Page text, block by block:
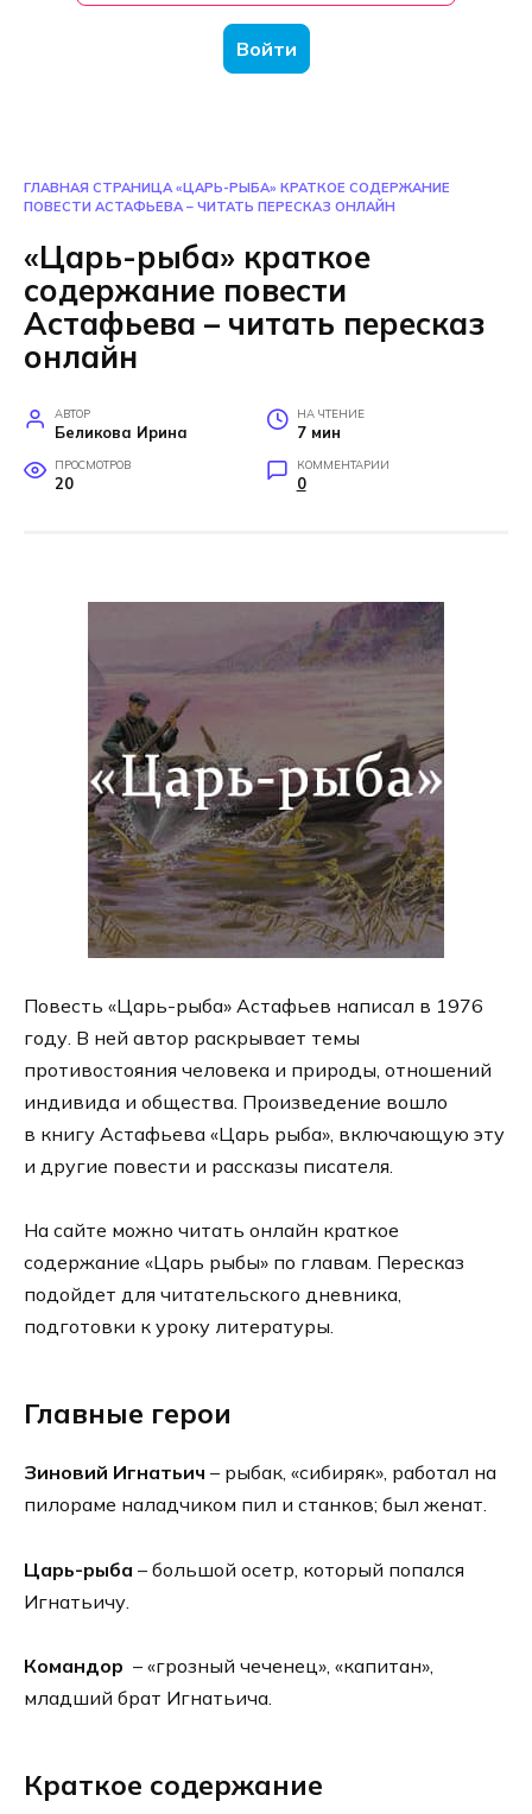
Войти
ГЛАВНАЯ СТРАНИЦА «ЦАРЬ-РЫБА» КРАТКОЕ СОДЕРЖАНИЕ
ПОВЕСТИ АСТАФЬЕВА – ЧИТАТЬ ПЕРЕСКАЗ ОНЛАЙН
«Царь-рыба» краткое
содержание повести
Астафьева – читать пересказ
онлайн
АВТОР
Беликова Ирина
НА ЧТЕНИЕ
7 мин
ПРОСМОТРОВ
20
КОММЕНТАРИИ
0
Повесть «Царь-рыба» Астафьев написал в 1976
году. В ней автор раскрывает темы
противостояния человека и природы, отношений
индивида и общества. Произведение вошло
в книгу Астафьева «Царь рыба», включающую эту
и другие повести и рассказы писателя.
На сайте можно читать онлайн краткое
содержание «Царь рыбы» по главам. Пересказ
подойдет для читательского дневника,
подготовки к уроку литературы.
Главные герои
Зиновий Игнатьич – рыбак, «сибиряк», работал на
пилораме наладчиком пил и станков; был женат.
Царь-рыба – большой осетр, который попался
Игнатьичу.
Командор – «грозный чеченец», «капитан»,
младший брат Игнатьича.
Краткое содержание